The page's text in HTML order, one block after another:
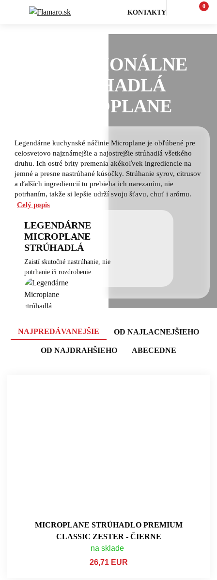
KONTAKTY
0
PROFESIONÁLNE
STRÚHADLÁ
MICROPLANE
Legendárne kuchynské náčinie Microplane je obľúbené pre
celosvetovo najznámejšie a najostrejšie strúhadlá všetkého
druhu. Ich ostré brity premenia akékoľvek ingrediencie na
jemné a presne nastrúhané kúsočky. Strúhanie syrov, citrusov
a ďalších ingrediencií tu prebieha ich narezaním, nie
potrhaním, takže si lepšie udrží svoju šťavu, chuť i arómu.
Celý popis
LEGENDÁRNE
MICROPLANE
STRÚHADLÁ
Zaistí skutočné nastrúhanie, nie
potrhanie či rozdrobenie.
NAJPREDÁVANEJŠIE OD NAJLACNEJŠIEHO
OD NAJDRAHŠIEHO ABECEDNE
MICROPLANE STRÚHADLO PREMIUM
CLASSIC ZESTER - ČIERNE
na sklade
26,71 EUR